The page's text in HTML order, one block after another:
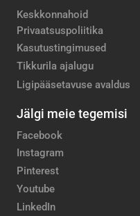
Keskkonnahoid
Privaatsuspoliitika
Kasutustingimused
Tikkurila ajalugu
Ligipääsetavuse avaldus
Jälgi meie tegemisi
Facebook
Instagram
Pinterest
Youtube
LinkedIn